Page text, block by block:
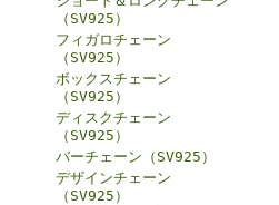
（SV925）
フィガロチェーン
（SV925）
ボックスチェーン
（SV925）
ディスクチェーン
（SV925）
バーチェーン（SV925）
デザインチェーン
（SV925）